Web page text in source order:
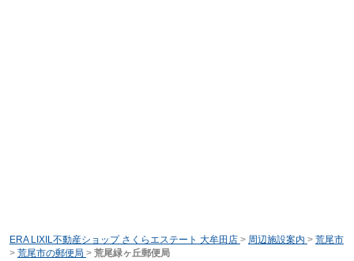
ERA LIXIL不動産ショップ さくらエステート 大牟田店 > 周辺施設案内 > 荒尾市
> 荒尾市の郵便局 > 荒尾緑ヶ丘郵便局